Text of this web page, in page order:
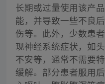
长期或过量使用该产
能，并导致一些不良
伤等。此外，少数患
现神经系统症状，如
不安等，通常不需要
缓解。部分患者服用